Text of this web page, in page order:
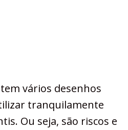
vários desenhos
tranquilamente
Ou seja, são riscos e